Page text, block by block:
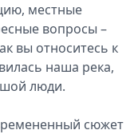
местные
вопросы –
вы относитесь к
наша река,
люди.
сюжет